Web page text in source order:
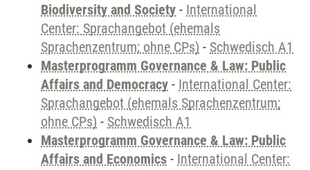
Biodiversity and Society - International
Center: Sprachangebot (ehemals
Sprachenzentrum; ohne CPs) - Schwedisch A1
Masterprogramm Governance & Law: Public
Affairs and Democracy - International Center:
Sprachangebot (ehemals Sprachenzentrum;
ohne CPs) - Schwedisch A1
Masterprogramm Governance & Law: Public
Affairs and Economics - International Center: